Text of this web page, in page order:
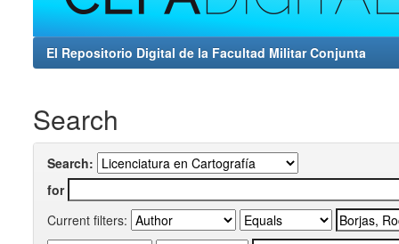
El Repositorio Digital de la Facultad Militar Conjunta
Search
Search:
for
Current filters: